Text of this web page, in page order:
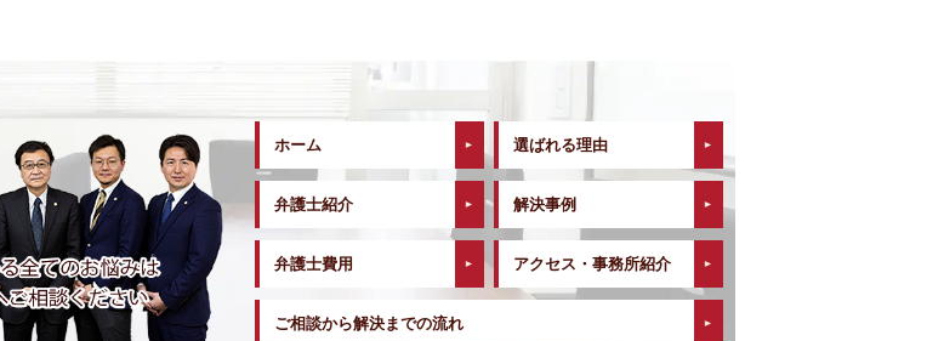
ホーム 選ばれる理由
弁護士紹介 解決事例
弁護士費用 アクセス・事務所紹介
ご相談から解決までの流れ